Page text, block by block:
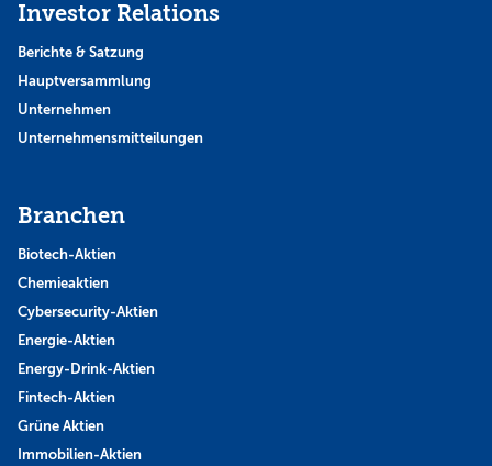
Investor Relations
Berichte & Satzung
Hauptversammlung
Unternehmen
Unternehmensmitteilungen
Branchen
Biotech-Aktien
Chemieaktien
Cybersecurity-Aktien
Energie-Aktien
Energy-Drink-Aktien
Fintech-Aktien
Grüne Aktien
Immobilien-Aktien